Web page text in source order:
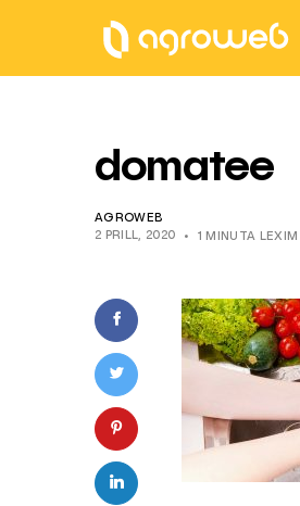
domatee
AGROWEB
2 PRILL, 2020
1 MINUTA LEXIM